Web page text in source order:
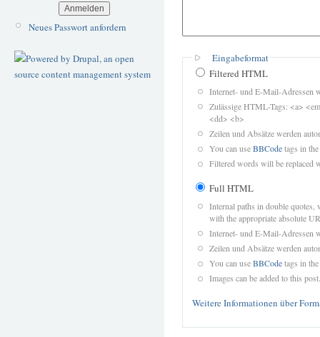
Neues Passwort anfordern
Eingabeformat
Filtered HTML
Internet- und E-Mail-Adressen
Zulässige HTML-Tags: <a>
<dd> <b>
Zeilen und Absätze werden
You can useBBCodetags in
Filtered words will be replaced
Full HTML
Internal paths in double quotes,
with the appropriate absolute
Internet- und E-Mail-Adressen
Zeilen und Absätze werden
You can useBBCodetags in
Images can be added to this post.
Weitere Informationen über